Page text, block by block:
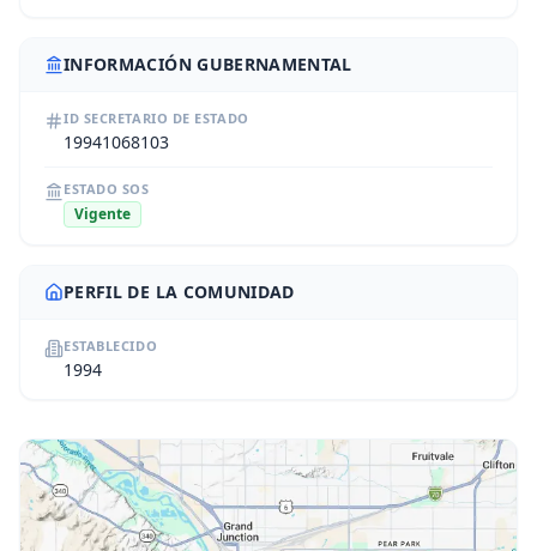
INFORMACIÓN GUBERNAMENTAL
ID SECRETARIO DE ESTADO
19941068103
ESTADO SOS
Vigente
PERFIL DE LA COMUNIDAD
ESTABLECIDO
1994